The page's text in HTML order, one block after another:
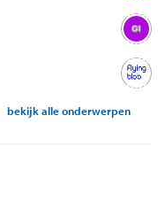
bekijk alle onderwerpen